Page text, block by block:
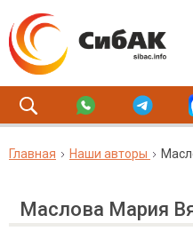
Главная Наши авторы
Маслова Мария